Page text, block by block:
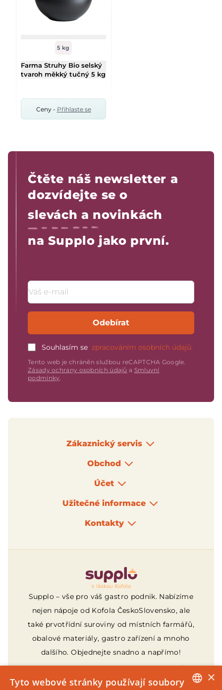
5 kg
Farma Struhy Bio selský
tvaroh měkký tučný 5 kg
Ceny - Přihlaste se
Čtěte náš newsletter a
dozvídejte se o
slevách a novinkách
na Supplo jako první.
Emailová adresa
Odebírat
Souhlasím se zpracováním osobních údajů.
Tento web je chráněn službou reCAPTCHA Google.
Zásady ochrany osobních údajů a Smluvní
podmínky.
Zákaznický servis
Obchod
Účet
Užitečné informace
Kontakty
Logo
Supplo – vše pro váš gastro podnik. Nabízíme
nejen nápoje od Kofola ČeskoSlovensko, ale
také prvotřídní suroviny od místních farmářů,
obalové materiály, gastro zařízení a mnoho
dalšího. Objednejte snadno a napřímo!
21087270, sídlo Za Drahou 165/1, Pod
×
Tyto webové stránky používají soubory